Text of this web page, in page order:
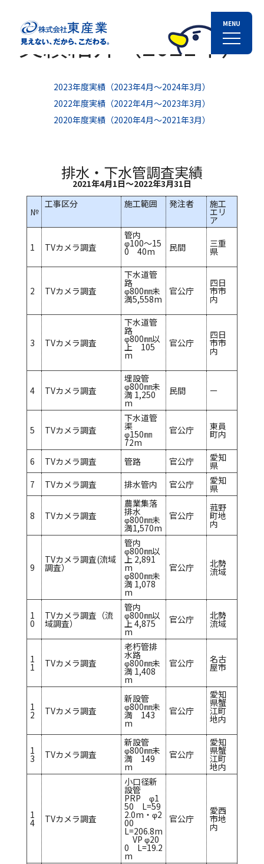
実績紹介（2021年）
2023年度実績（2023年4月～2024年3月）
2022年度実績（2022年4月～2023年3月）
2020年度実績（2020年4月～2021年3月）
排水・下水管調査実績
2021年4月1日～2022年3月31日
№
工事区分 施工範囲 発注者 施工
エリ
ア
1 TVカメラ調査
管内
φ100～15
0 40m 民間 三重
県
2 TVカメラ調査
下水道管
路
φ800㎜未
満5,558m
官公庁
四日
市市
内
3 TVカメラ調査
下水道管
路
φ800㎜以
上 105
m
官公庁
四日
市市
内
4 TVカメラ調査
埋設管
φ800㎜未
満 1,250
m
民間 ー
5 TVカメラ調査
下水道管
渠
φ150㎜
72m
官公庁 東員
町内
6 TVカメラ調査 管路 官公庁 愛知
県
7
TVカメラ調査 排水管内 官公庁 愛知
県
8 TVカメラ調査
農業集落
排水
φ800㎜未
満1,570m
官公庁
菰野
町地
内
9
TVカメラ調査(流域
調査）
管内
φ800㎜以
上 2,891
m
φ800㎜未
満 1,078
m
官公庁 北勢
流域
1
0
TVカメラ調査（流
域調査）
管内
φ800㎜以
上 4,875
m
官公庁 北勢
流域
1
1 TVカメラ調査
老朽管排
水路
φ800㎜未
満 1,408
m
官公庁 名古
屋市
1
2 TVカメラ調査
新設管
φ800㎜未
満 143
m
官公庁
愛知
県蟹
江町
地内
1
3 TVカメラ調査
新設管
φ800㎜未
満 149
m
官公庁
愛知
県蟹
江町
地内
1
4 TVカメラ調査
小口径新
設管
PRP φ1
50 L=59
2.0m・φ2
00
L=206.8m
VP φ20
0 L=19.2
m
官公庁
愛西
市地
内